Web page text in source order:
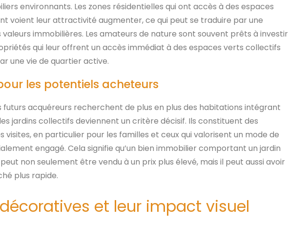
environnants. Les zones résidentielles qui ont accès à des espaces
voient leur attractivité augmenter, ce qui peut se traduire par une
immobilières. Les amateurs de nature sont souvent prêts à investir
qui leur offrent un accès immédiat à des espaces verts collectifs
une vie de quartier active.
les potentiels acheteurs
futurs acquéreurs recherchent de plus en plus des habitations intégrant
jardins collectifs deviennent un critère décisif. Ils constituent des
visites, en particulier pour les familles et ceux qui valorisent un mode de
engagé. Cela signifie qu’un bien immobilier comportant un jardin
non seulement être vendu à un prix plus élevé, mais il peut aussi avoir
plus rapide.
et leur impact visuel